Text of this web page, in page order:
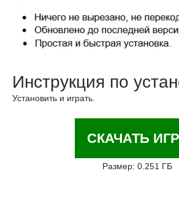
Инструкция по
Установить и играть.
СКАЧАТЬ
Размер: 0.251 ГБ